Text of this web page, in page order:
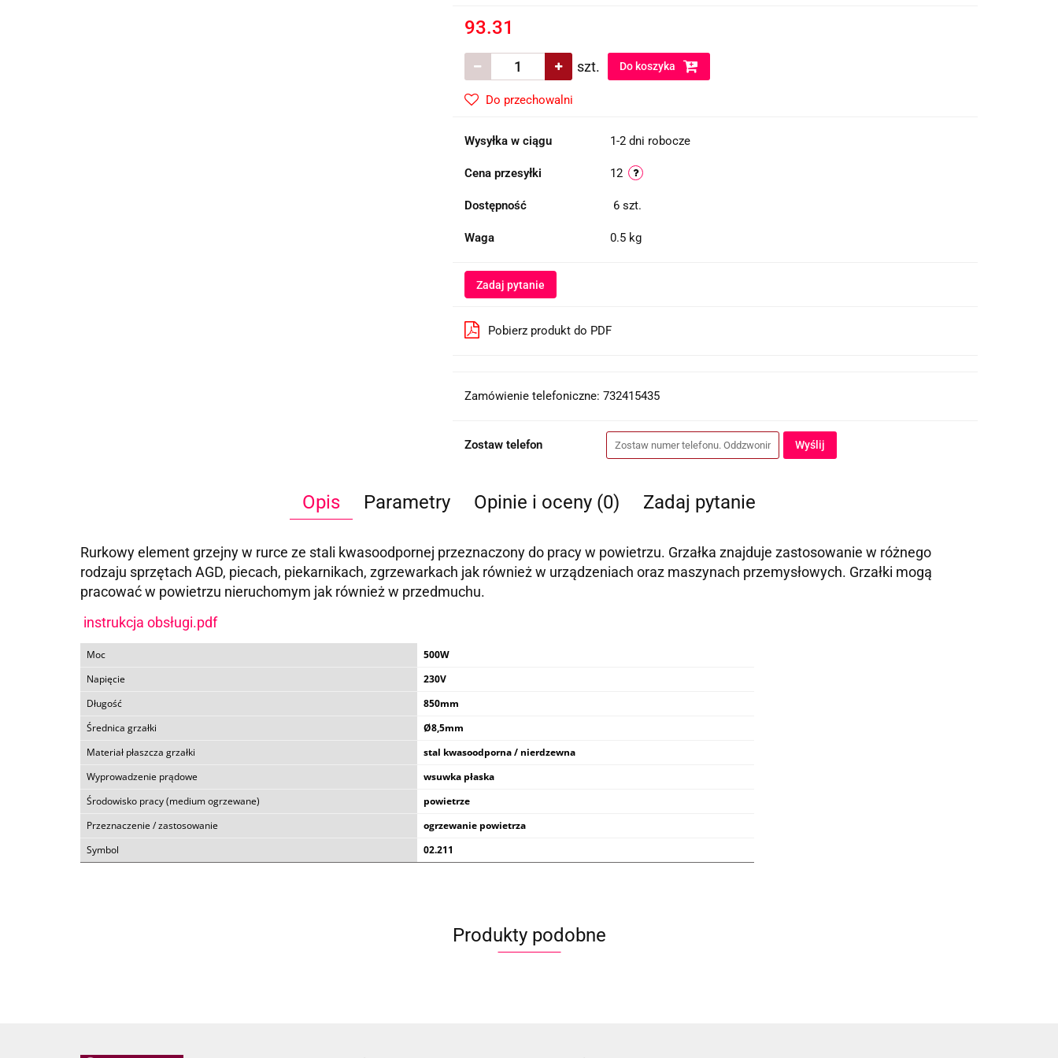
93.31
szt. Do koszyka
Do przechowalni
Wysyłka w ciągu 1-2 dni robocze
Cena przesyłki 12
Dostępność 6 szt.
Waga 0.5 kg
Zadaj pytanie
Pobierz produkt do PDF
Zamówienie telefoniczne: 732415435
Zostaw telefon Wyślij
Opis Parametry Opinie i oceny (0) Zadaj pytanie
Rurkowy element grzejny w rurce ze stali kwasoodpornej przeznaczony do pracy w powietrzu. Grzałka znajduje zastosowanie w różnego
rodzaju sprzętach AGD, piecach, piekarnikach, zgrzewarkach jak również w urządzeniach oraz maszynach przemysłowych. Grzałki mogą
pracować w powietrzu nieruchomym jak również w przedmuchu.
instrukcja obsługi.pdf
Moc
500W
Napięcie
230V
Długość
850mm
Średnica grzałki
Ø8,5mm
Materiał płaszcza grzałki
stal kwasoodporna / nierdzewna
Wyprowadzenie prądowe
wsuwka płaska
Środowisko pracy (medium ogrzewane)
powietrze
Przeznaczenie / zastosowanie
ogrzewanie powietrza
Symbol
02.211
Produkty podobne